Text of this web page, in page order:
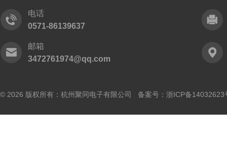
电话
0571-86139637
邮箱
3472761974@qq.com
© 2026 版权所有：杭州聚同电子有限公司 备案号： 浙ICP备14032623